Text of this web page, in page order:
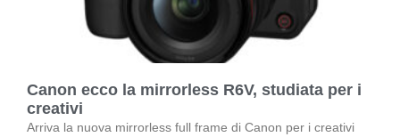
Canon ecco la mirrorless R6V, studiata per i
creativi
Arriva la nuova mirrorless full frame di Canon per i creativi